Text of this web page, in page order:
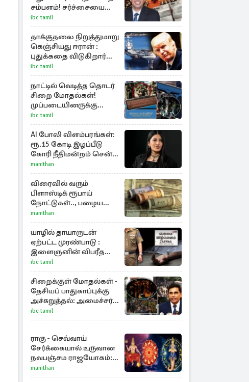
சம்பளம்! சர்ச்சையை
கிளப்பிய அர்ச்சுனாவின்
அறிக்கை
ibc tamil
தாக்குதலை நிறுத்துமாறு
கெஞ்சியது ஈரான் :
புதுக்கதை விடுகிறார்
ட்ரம்ப்
ibc tamil
நாட்டில் வெடித்த தொடர்
சிறை மோதல்கள்!
முப்படையினருக்கு
அவசர அறிவித்தல்
ibc tamil
AI போலி விளம்பரங்கள்:
ரூ.15 கோடி இழப்பீடு
கோரி நீதிமன்றம் சென்ற
நடிகை ஸ்ருதி ஹாசன்!
manithan
விரைவில் வரும்
பிளாஸ்டிக் ரூபாய்
நோட்டுகள்.., பழைய
காகித நோட்டுகள்
செல்லுமா?
manithan
யாழில் தாயாருடன்
ஏற்பட்ட முரண்பாடு :
இளைஞனின் விபரீத
முடிவு
ibc tamil
சிறைக்குள் மோதல்கள் -
தேசியப் பாதுகாப்புக்கு
அச்சுறுத்தல்: அமைச்சர்
விஜேபால விசேட
அறிவிப்பு
ibc tamil
ராகு - செவ்வாய்
சேர்க்கையால் உருவான
நவபஞ்சம ராஜயோகம்:
அதிர்ஷ்டம் பெறும் 3
ராசிகள்!
manithan